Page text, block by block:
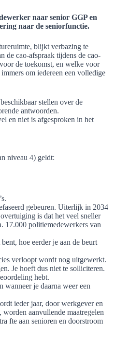
naar senior GGP en
naar de seniorfunctie.
blijkt verbazing te
de cao-afspraak tijdens de cao-
de toekomst, en welke voor
om iedereen een volledige
stellen over de
antwoorden.
en niet is afgesproken in het
niveau 4) geldt:
gebeuren. Uiterlijk in 2034
is dat het veel sneller
17.000 politiemedewerkers van
hoe eerder je aan de beurt
verloopt wordt nog uitgewerkt.
Je hoeft dus niet te solliciteren.
hebt.
wanneer je daarna weer een
ieder jaar, door werkgever en
aanvullende maatregelen
fte aan senioren en doorstroom